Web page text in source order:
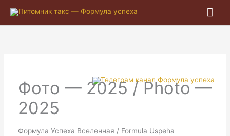
Фото — 2025 / Photo —
2025
Формула Успеха Вселенная / Formula Uspeha